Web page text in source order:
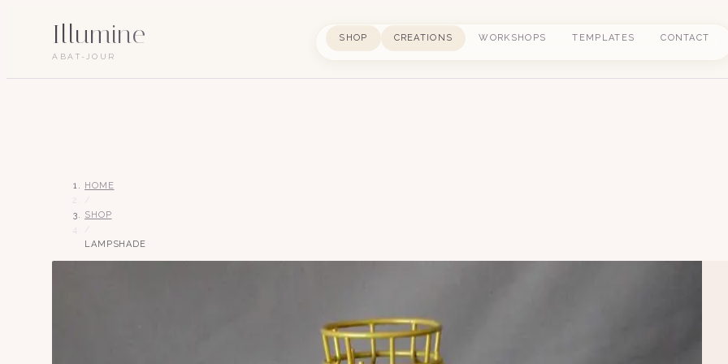
Illumine
ABAT-JOUR
SHOP CREATIONS WORKSHOPS TEMPLATES CONTACT
HOME
SHOP
LAMPSHADE